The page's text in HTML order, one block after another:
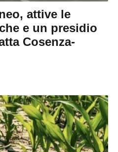
attive le
e un presidio
Cosenza-